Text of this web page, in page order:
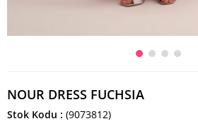
NOUR DRESS FUCHSIA
Stok Kodu (9073812)